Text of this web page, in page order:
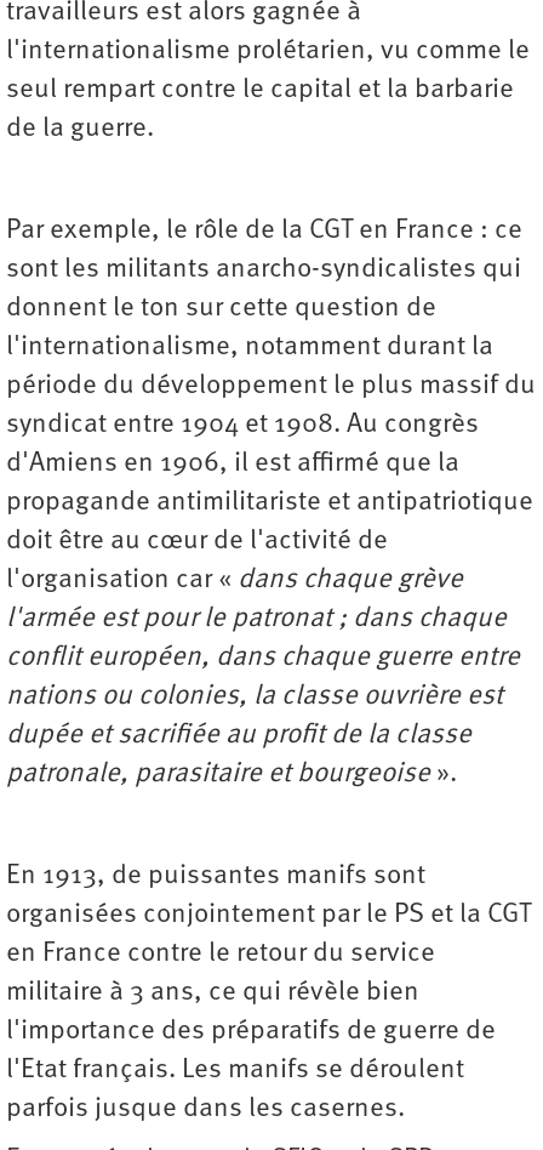
travailleurs est alors gagnée à
l'internationalisme prolétarien, vu comme le
seul rempart contre le capital et la barbarie
de la guerre.
Par exemple, le rôle de la CGT en France : ce
sont les militants anarcho-syndicalistes qui
donnent le ton sur cette question de
l'internationalisme, notamment durant la
période du développement le plus massif du
syndicat entre 1904 et 1908. Au congrès
d'Amiens en 1906, il est affirmé que la
propagande antimilitariste et antipatriotique
doit être au cœur de l'activité de
l'organisation car « dans chaque grève
l'armée est pour le patronat ; dans chaque
conflit européen, dans chaque guerre entre
nations ou colonies, la classe ouvrière est
dupée et sacrifiée au profit de la classe
patronale, parasitaire et bourgeoise».
En 1913, de puissantes manifs sont
organisées conjointement par le PS et la CGT
en France contre le retour du service
militaire à 3 ans, ce qui révèle bien
l'importance des préparatifs de guerre de
l'Etat français. Les manifs se déroulent
parfois jusque dans les casernes.